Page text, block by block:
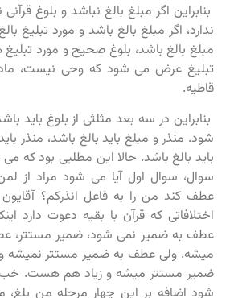
بنابراین اگر مبلغ بالغ نباشد و بلوغ
ندارد، اگر مبلغ بالغ باشد و مورد تبلیغ
مبلغ بالغ باشد، بلوغ صحیح و مورد
تبلیغ عرض می شود که وحی نیست،
قاطیه.
بنابراین در سه بعد مثلثی از بلوغ باید
شود. منذر و مبلغ باید بالغ باشد، منذر
باید بالغ باشد. حالا این مطلبی بود که
سوال، سوال اول آیا می شود مراد از
عطف کند من را به فاعل انذرکم؟
اختلافاتی که قرآن با بقیه دعوت دارد
عطف به ضمیر نمی شود، ضمیر مستتر،
میشه. ولی عطف به ضمیر مستتر نمیشه
ضمیر مستتر میشه و زیاد هم هست. خب
شود اضافه بر این چهار مرحله من